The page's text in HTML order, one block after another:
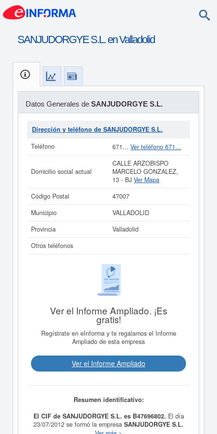
SANJUDORGYE S.L. en Valladolid
Datos Generales de SANJUDORGYE S.L.
Dirección y teléfono de SANJUDORGYE S.L.
Teléfono
671... Ver teléfono 671...
Domicilio social actual
CALLE ARZOBISPO
MARCELO GONZALEZ,
13 - BJ Ver Mapa
Código Postal
47007
Municipio
VALLADOLID
Provincia
Valladolid
Otros teléfonos
Ver el Informe Ampliado. ¡Es
gratis!
Regístrate en eInforma y te regalamos el Informe
Ampliado de esta empresa
Ver el Informe Ampliado
Resumen identificativo:
El CIF de SANJUDORGYE S.L. es B47696802. El día
23/07/2012 se formó la empresa SANJUDORGYE S.L.